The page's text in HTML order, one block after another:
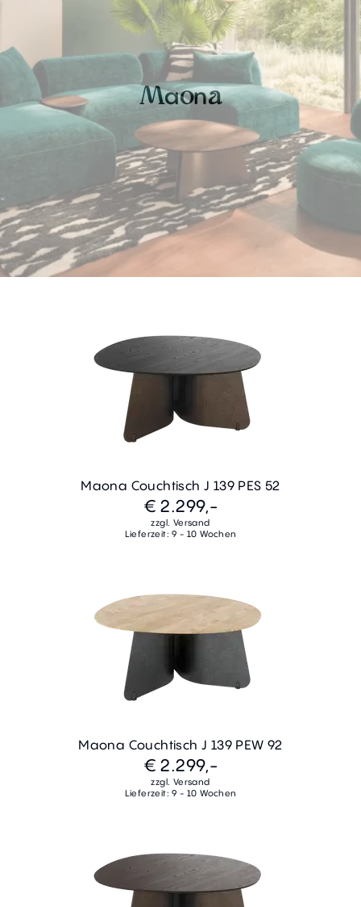
Maona
Maona Couchtisch J 139 PES 52
€ 2.299,-
zzgl. Versand
Lieferzeit: 9 - 10 Wochen
Maona Couchtisch J 139 PEW 92
€ 2.299,-
zzgl. Versand
Lieferzeit: 9 - 10 Wochen